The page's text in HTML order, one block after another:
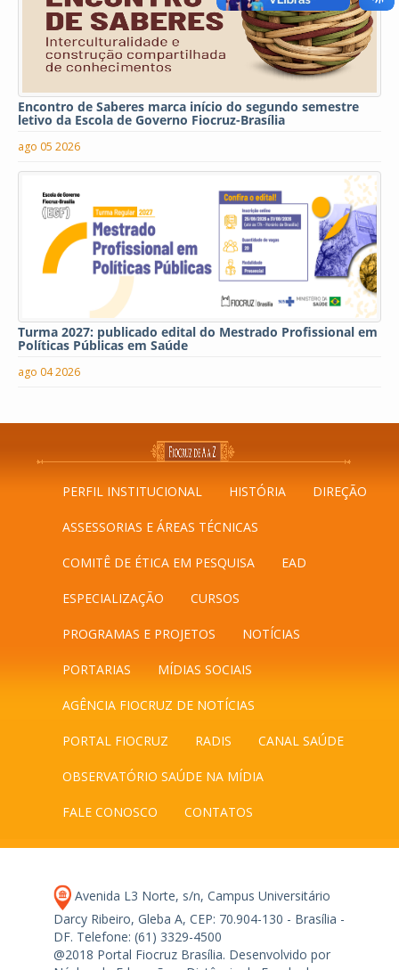
Encontro de Saberes marca início do segundo semestre
letivo da Escola de Governo Fiocruz-Brasília
ago 05 2026
Turma 2027: publicado edital do Mestrado Profissional em
Políticas Públicas em Saúde
ago 04 2026
PERFIL INSTITUCIONAL HISTÓRIA DIREÇÃO
ASSESSORIAS E ÁREAS TÉCNICAS
COMITÊ DE ÉTICA EM PESQUISA EAD
ESPECIALIZAÇÃO CURSOS
PROGRAMAS E PROJETOS NOTÍCIAS
PORTARIAS MÍDIAS SOCIAIS
AGÊNCIA FIOCRUZ DE NOTÍCIAS
PORTAL FIOCRUZ RADIS CANAL SAÚDE
OBSERVATÓRIO SAÚDE NA MÍDIA
FALE CONOSCO CONTATOS
Avenida L3 Norte, s/n, Campus Universitário
Darcy Ribeiro, Gleba A, CEP: 70.904-130 - Brasília -
DF. Telefone: (61) 3329-4500
@2018 Portal Fiocruz Brasília. Desenvolvido por